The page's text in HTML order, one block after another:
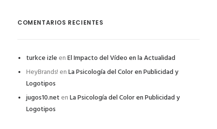
COMENTARIOS RECIENTES
turkce izle enEl Impacto del Vídeo en la Actualidad
HeyBrands! enLa Psicología del Color en Publicidad y
Logotipos
jugos10.net enLa Psicología del Color en Publicidad y
Logotipos